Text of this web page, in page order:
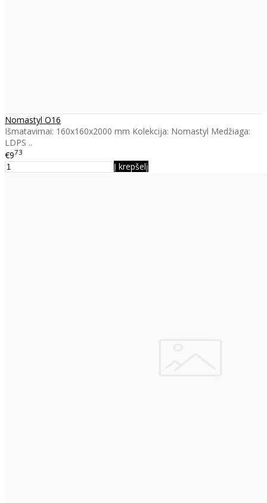
Nomastyl O16
Išmatavimai: 160x160x2000 mm Kolekcija: Nomastyl Medžiaga:
LDPS ..
€973
Į krepšelį